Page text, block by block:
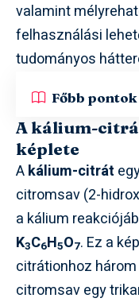
valamint
felhasználási
tudományos
Főbb pontok
A kálium-
képlete
Akálium-citrát
citromsav (2-
a kálium
K3C6H5O7. Ez a
citrátionhoz
citromsav egy